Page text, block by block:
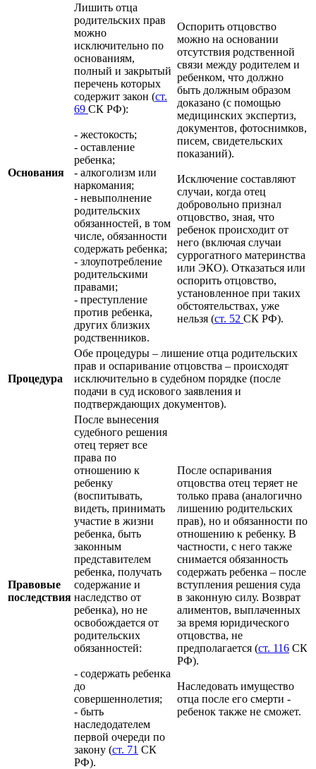
Основания
Лишить отца
родительских прав
можно
исключительно по
основаниям,
полный и закрытый
перечень которых
содержит закон (ст.
69 СК РФ):
- жестокость;
- оставление
ребенка;
- алкоголизм или
наркомания;
- невыполнение
родительских
обязанностей, в том
числе, обязанности
содержать ребенка;
- злоупотребление
родительскими
правами;
- преступление
против ребенка,
других близких
родственников.
Оспорить отцовство
можно на основании
отсутствия родственной
связи между родителем и
ребенком, что должно
быть должным образом
доказано (с помощью
медицинских экспертиз,
документов, фотоснимков,
писем, свидетельских
показаний).
Исключение составляют
случаи, когда отец
добровольно признал
отцовство, зная, что
ребенок происходит от
него (включая случаи
суррогатного материнства
или ЭКО). Отказаться или
оспорить отцовство,
установленное при таких
обстоятельствах, уже
нельзя (ст. 52 СК РФ).
Процедура
Обе процедуры – лишение отца родительских
прав и оспаривание отцовства – происходят
исключительно в судебном порядке (после
подачи в суд искового заявления и
подтверждающих документов).
Правовые
последствия
После вынесения
судебного решения
отец теряет все
права по
отношению к
ребенку
(воспитывать,
видеть, принимать
участие в жизни
ребенка, быть
законным
представителем
ребенка, получать
содержание и
наследство от
ребенка), но не
освобождается от
родительских
обязанностей:
- содержать ребенка
до
совершеннолетия;
- быть
наследодателем
первой очереди по
закону (ст. 71 СК
РФ).
После оспаривания
отцовства отец теряет не
только права (аналогично
лишению родительских
прав), но и обязанности по
отношению к ребенку. В
частности, с него также
снимается обязанность
содержать ребенка – после
вступления решения суда
в законную силу. Возврат
алиментов, выплаченных
за время юридического
отцовства, не
предполагается (ст. 116 СК
РФ).
Наследовать имущество
отца после его смерти -
ребенок также не сможет.